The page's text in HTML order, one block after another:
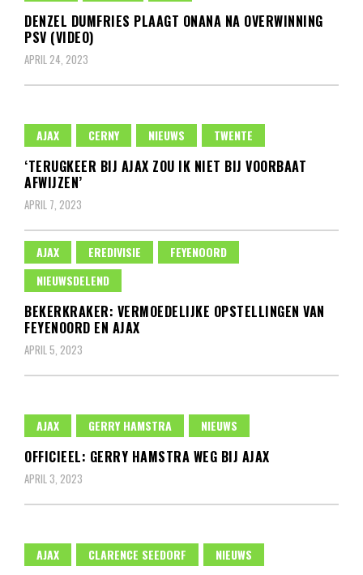
DENZEL DUMFRIES PLAAGT ONANA NA OVERWINNING
PSV (VIDEO)
APRIL 24, 2023
AJAX CERNY NIEUWS TWENTE
‘TERUGKEER BIJ AJAX ZOU IK NIET BIJ VOORBAAT
AFWIJZEN’
APRIL 7, 2023
AJAX EREDIVISIE
FEYENOORD
NIEUWSDELEND
BEKERKRAKER: VERMOEDELIJKE OPSTELLINGEN VAN
FEYENOORD EN AJAX
APRIL 5, 2023
AJAX GERRY HAMSTRA NIEUWS
OFFICIEEL: GERRY HAMSTRA WEG BIJ AJAX
APRIL 3, 2023
AJAX CLARENCE SEEDORF NIEUWS